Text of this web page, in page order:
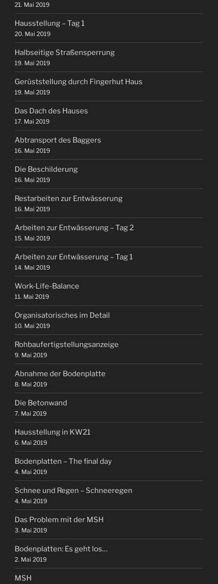
21. Mai 2019
Hausstellung – Tag 1
20. Mai 2019
Halbseitige Straßensperrung
19. Mai 2019
Gerüststellung durch Fingerhut Haus
19. Mai 2019
Das Dach des Hauses
17. Mai 2019
Abtransport des Baggers
16. Mai 2019
Die Beschilderung
16. Mai 2019
Restarbeiten zur Entwässerung
16. Mai 2019
Arbeiten zur Entwässerung – Tag 2
15. Mai 2019
Arbeiten zur Entwässerung – Tag 1
14. Mai 2019
Work-Life-Balance
11. Mai 2019
Organisatorisches im Detail
10. Mai 2019
Rohbaufertigstellungsanzeige
9. Mai 2019
Abnahme der Bodenplatte
8. Mai 2019
Die Betonwand
7. Mai 2019
Hausstellung in KW21
6. Mai 2019
Bodenplatten – The final day
4. Mai 2019
Schnee und Regen – Schneeregen
4. Mai 2019
Das Problem mit der MSH
3. Mai 2019
Bodenplatten: Es geht los…
2. Mai 2019
MSH